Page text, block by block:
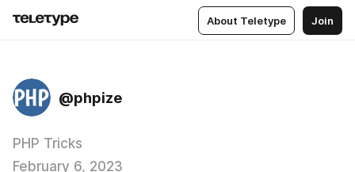
About Teletype Join
@phpize
PHP Tricks
February 6, 2023